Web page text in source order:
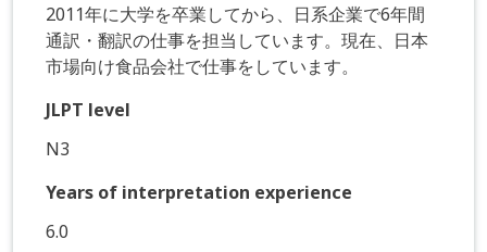
2011年に大学を卒業してから、日系企業で6年間
通訳・翻訳の仕事を担当しています。現在、日本
市場向け食品会社で仕事をしています。
JLPT level
N3
Years of interpretation experience
6.0